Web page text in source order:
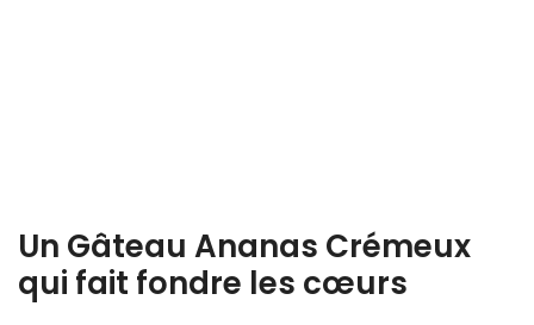
Un Gâteau Ananas Crémeux
qui fait fondre les cœurs